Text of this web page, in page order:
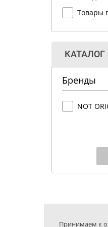
Товары
КАТАЛОГ
Бренды
NOT
Принимаем к